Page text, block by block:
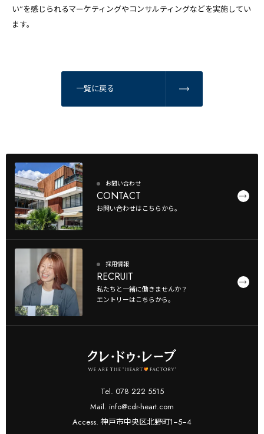
い”を感じられるマーケティングやコンサルティングなどを実施してい
ます。
一覧に戻る
お問い合わせ
CONTACT
お問い合わせはこちらから。
採用情報
RECRUIT
私たちと一緒に働きませんか？
エントリーはこちらから。
Tel. 078 222 5515
Mail. info@cdr-heart.com
Access. 神戸市中央区北野町1−5−4